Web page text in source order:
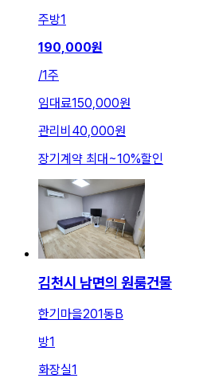
주방1
190,000원
/1주
임대료150,000원
관리비 40,000원
장기계약 최대~10%할인
김천시 남면의 원룸건물
한기마을201동B
방1
화장실1